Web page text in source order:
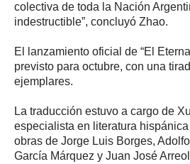
colectiva de toda la Nación
indestructible”, concluyó Zhao.
El lanzamiento oficial de “El
previsto para octubre, con una
ejemplares.
La traducción estuvo a cargo de
especialista en literatura
obras de Jorge Luis Borges,
García Márquez y Juan José